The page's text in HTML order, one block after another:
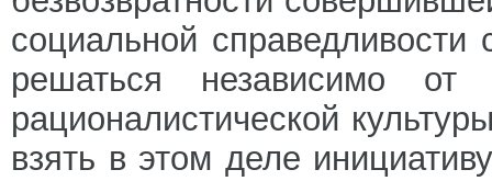
социальной
решаться независимо
рационалистической
взять в этом деле